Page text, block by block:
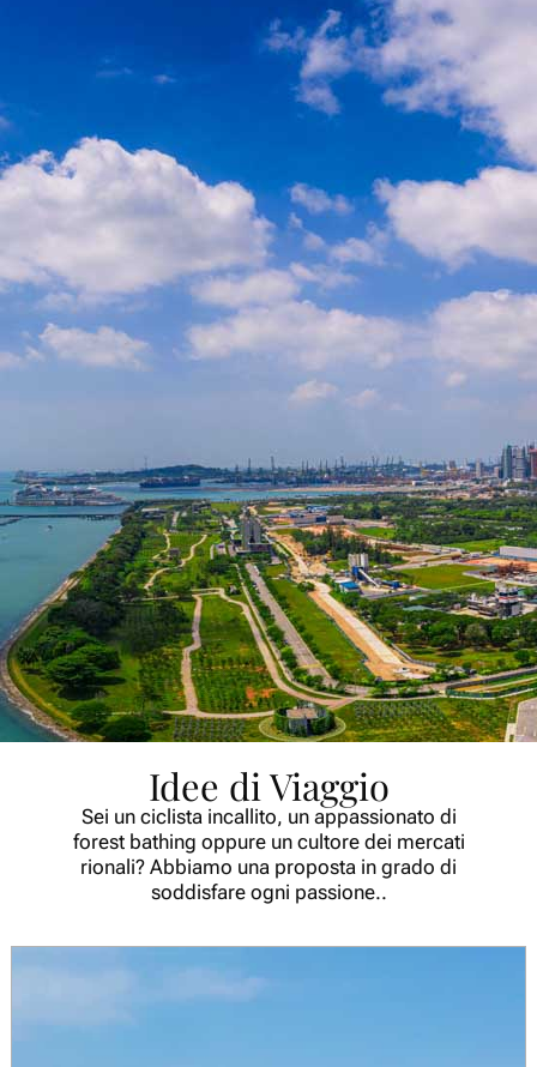
Idee di Viaggio
Sei un ciclista incallito, un appassionato di
forest bathing oppure un cultore dei mercati
rionali? Abbiamo una proposta in grado di
soddisfare ogni passione..